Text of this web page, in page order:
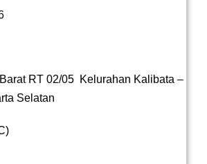
RT 02/05 Kelurahan Kalibata –
Selatan